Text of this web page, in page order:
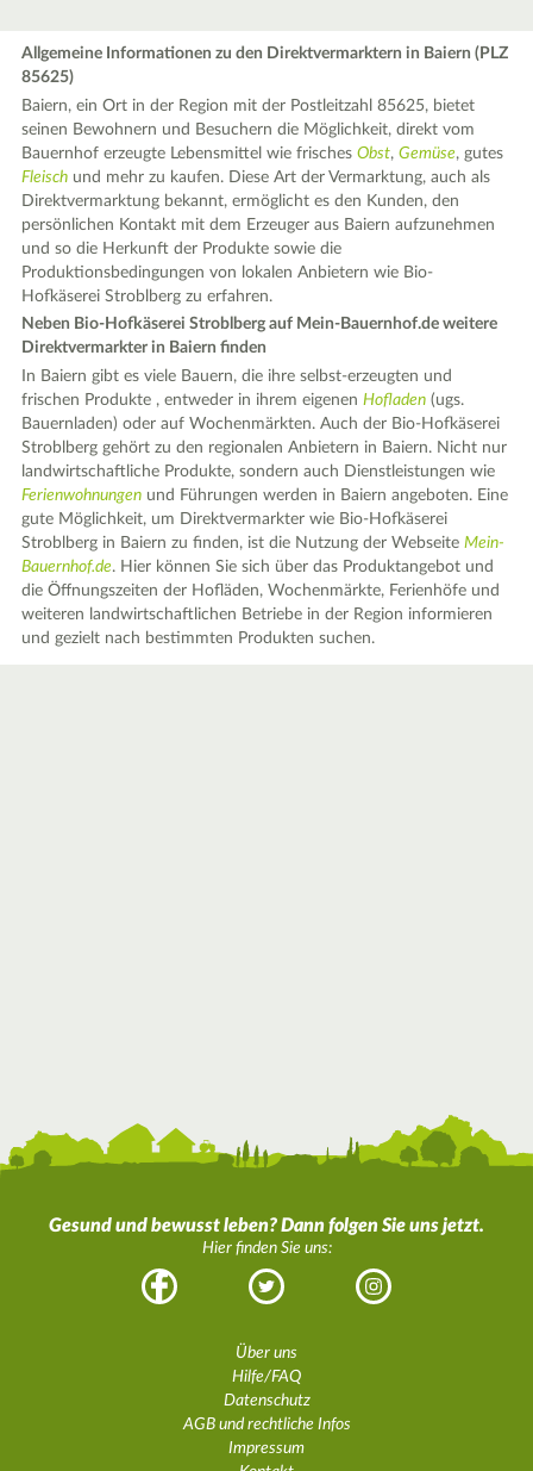
Allgemeine Informationen zu den Direktvermarktern in Baiern (PLZ
85625)
Baiern, ein Ort in der Region mit der Postleitzahl 85625, bietet
seinen Bewohnern und Besuchern die Möglichkeit, direkt vom
Bauernhof erzeugte Lebensmittel wie frischesObst,Gemüse, gutes
Fleisch und mehr zu kaufen. Diese Art der Vermarktung, auch als
Direktvermarktung bekannt, ermöglicht es den Kunden, den
persönlichen Kontakt mit dem Erzeuger aus Baiern aufzunehmen
und so die Herkunft der Produkte sowie die
Produktionsbedingungen von lokalen Anbietern wie Bio-
Hofkäserei Stroblberg zu erfahren.
Neben Bio-Hofkäserei Stroblberg auf Mein-Bauernhof.de weitere
Direktvermarkter in Baiern finden
In Baiern gibt es viele Bauern, die ihre selbst-erzeugten und
frischen Produkte , entweder in ihrem eigenenHofladen (ugs.
Bauernladen) oder auf Wochenmärkten. Auch der Bio-Hofkäserei
Stroblberg gehört zu den regionalen Anbietern in Baiern. Nicht nur
landwirtschaftliche Produkte, sondern auch Dienstleistungen wie
Ferienwohnungen und Führungen werden in Baiern angeboten. Eine
gute Möglichkeit, um Direktvermarkter wie Bio-Hofkäserei
Stroblberg in Baiern zu finden, ist die Nutzung der WebseiteMein-
Bauernhof.de. Hier können Sie sich über das Produktangebot und
die Öffnungszeiten der Hofläden, Wochenmärkte, Ferienhöfe und
weiteren landwirtschaftlichen Betriebe in der Region informieren
und gezielt nach bestimmten Produkten suchen.
Gesund und bewusst leben? Dann folgen Sie uns jetzt.
Hier finden Sie uns:
Facebook Twitter Instagram
Über uns
Hilfe/FAQ
Datenschutz
AGB und rechtliche Infos
Impressum